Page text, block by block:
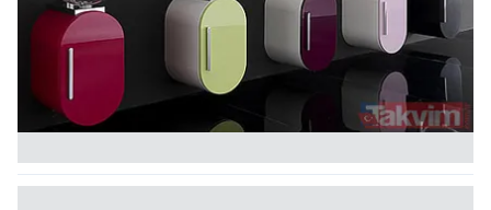
Çerezlere ilişkin tercihlerinizi aşağıda yer alan panel
vasıtasıyla belirleyebilirsiniz. Çerezlere ilişkin detaylı bilgi
için Ayarlar butonuna tıklayabilir,Çerez Bilgilendirme
Metnimizi
ziyaret edebilirsiniz.
hazırlanmış Aydınlatma Metnimizi okumak ve sitemizde